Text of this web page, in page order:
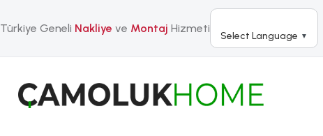
Türkiye Geneli Nakliye ve Montaj Hizmeti
Select Language ▼